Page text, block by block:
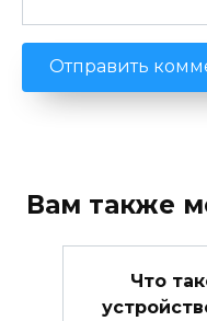
Вам также
Что